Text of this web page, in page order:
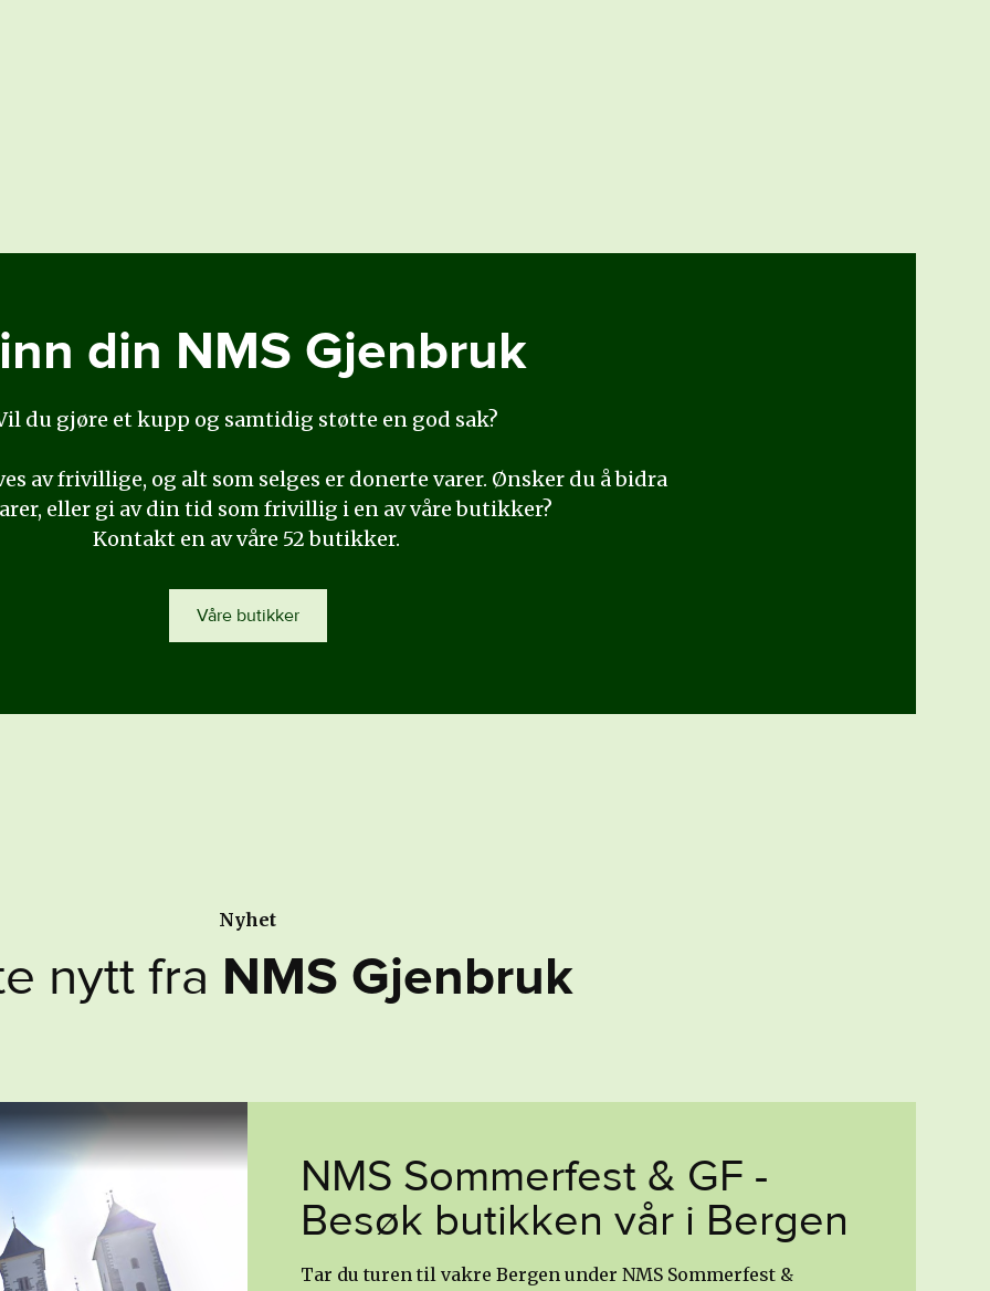
din NMS Gjenbruk
du gjøre et kupp og samtidig støtte en god sak?
av frivillige, og alt som selges er donerte varer. Ønsker du å bidra
eller gi av din tid som frivillig i en av våre butikker?
Kontakt en av våre 52 butikker.
Våre butikker
Nyhet
e nytt fra NMS Gjenbruk
NMS Sommerfest & GF -
Besøk butikken vår i Bergen
Tar du turen til vakre Bergen under NMS Sommerfest &